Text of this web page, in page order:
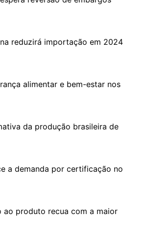
reduzirá importação em 2024
alimentar e bem-estar nos
da produção brasileira de
a demanda por certificação no
ao produto recua com a maior